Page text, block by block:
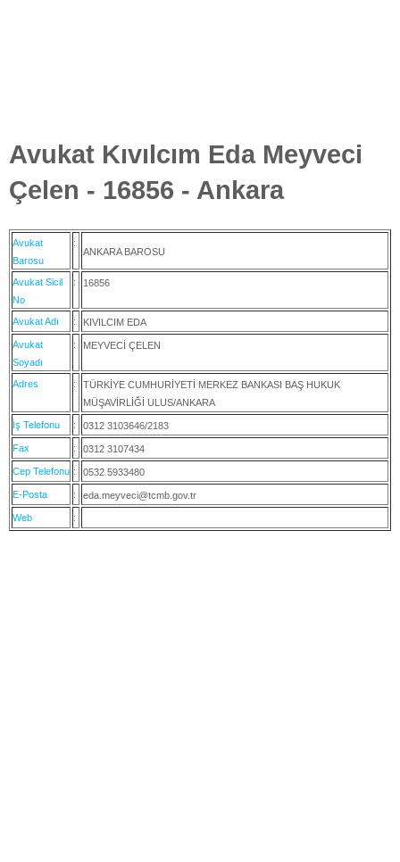
Avukat Kıvılcım Eda Meyveci
Çelen - 16856 - Ankara
Avukat
Barosu
:
ANKARA BAROSU
Avukat Sicil
No
: 16856
Avukat Adı : KIVILCIM EDA
Avukat
Soyadı
: MEYVECİ ÇELEN
Adres :
TÜRKİYE CUMHURİYETİ MERKEZ BANKASI BAŞ HUKUK
MÜŞAVİRLİĞİ ULUS/ANKARA
İş Telefonu : 0312 3103646/2183
Fax : 0312 3107434
Cep Telefonu : 0532 5933480
E-Posta : eda.meyveci@tcmb.gov.tr
Web :